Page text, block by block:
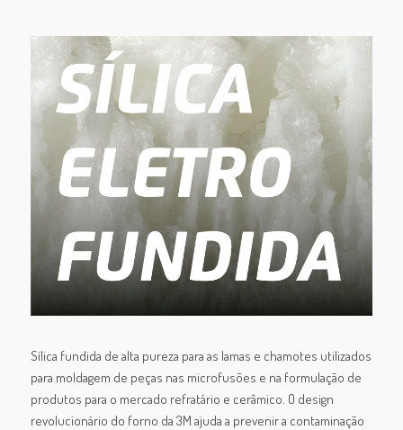
Sílica fundida de alta pureza para as lamas e chamotes utilizados
para moldagem de peças nas microfusões e na formulação de
produtos para o mercado refratário e cerâmico. O design
revolucionário do forno da 3M ajuda a prevenir a contaminação